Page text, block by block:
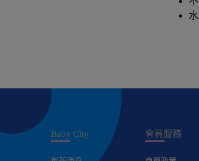
Baby City 會員服務